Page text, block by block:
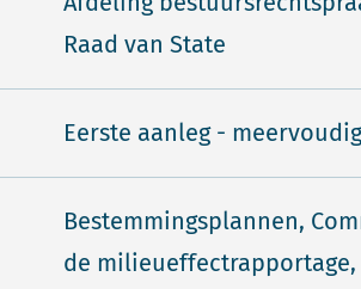
Raad van State
Eerste aanleg - meervoudig
Bestemmingsplannen,
de milieueffectrapportage,